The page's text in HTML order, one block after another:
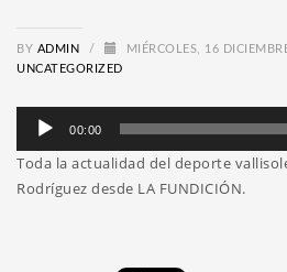
BY ADMIN / MIÉRCOLES, 16
UNCATEGORIZED
Reproductor
audio
00:00
Toda la actualidad del deporte
Rodríguez desde LA FUNDICIÓN.